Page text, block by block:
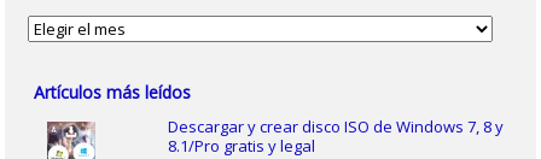
Archivos
Artículos más leídos
Descargar y crear disco ISO de Windows 7, 8 y
8.1/Pro gratis y legal